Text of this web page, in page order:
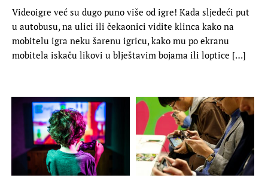
Videoigre već su dugo puno više od igre! Kada sljedeći put
u autobusu, na ulici ili čekaonici vidite klinca kako na
mobitelu igra neku šarenu igricu, kako mu po ekranu
mobitela iskaču likovi u blještavim bojama ili loptice […]